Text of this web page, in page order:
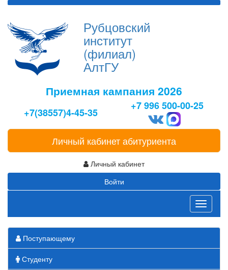
Рубцовский
институт
(филиал)
АлтГУ
Приемная кампания 2026
+7(38557)4-45-35
+7 996 500-00-25
Личный кабинет абитуриента
Личный кабинет
Войти
Toggle
Поступающему
Студенту